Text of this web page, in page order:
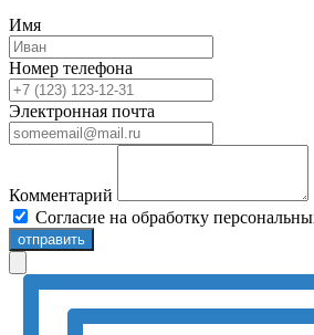
Имя
Номер телефона
Электронная почта
Комментарий
Согласие на обработку
отправить